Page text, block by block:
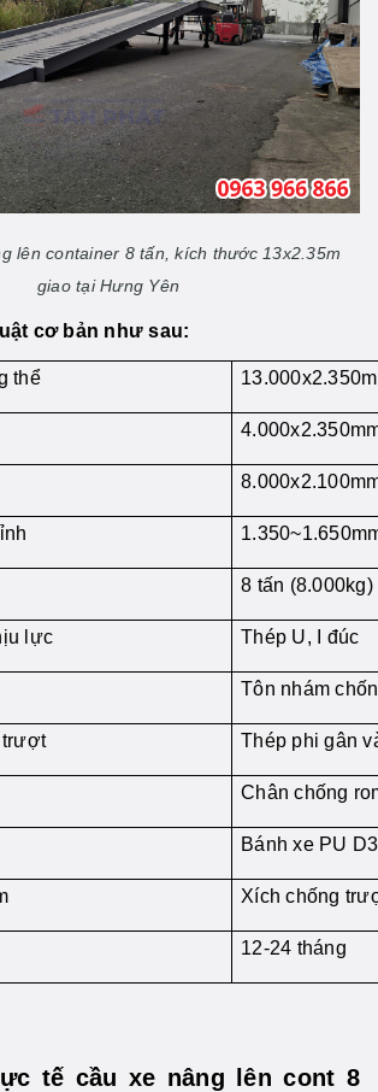
lên container 8 tấn, kích thước 13x2.35m
giao tại Hưng Yên
cơ bản như sau:
thể
8 tấn (8.000kg)
lực Thép U, I đúc
Tôn nhám
trượt Thép phi gân
Chân chống
Bánh xe PU
Xích chống
12-24 tháng
tế cầu xe nâng lên cont 8